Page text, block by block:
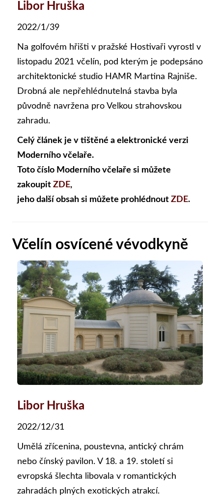
Libor Hruška
2022/1/39
Na golfovém hřišti v pražské Hostivaři vyrostl v
listopadu 2021 včelín, pod kterým je podepsáno
architektonické studio HAMR Martina Rajniše.
Drobná ale nepřehlédnutelná stavba byla
původně navržena pro Velkou strahovskou
zahradu.
Celý článek je v tištěné a elektronické verzi
Moderního včelaře.
Toto číslo Moderního včelaře si můžete
zakoupit ZDE,
jeho další obsah si můžete prohlédnout ZDE.
Včelín osvícené vévodkyně
Libor Hruška
2022/12/31
Umělá zřícenina, poustevna, antický chrám
nebo čínský pavilon. V 18. a 19. století si
evropská šlechta libovala v romantických
zahradách plných exotických atrakcí.